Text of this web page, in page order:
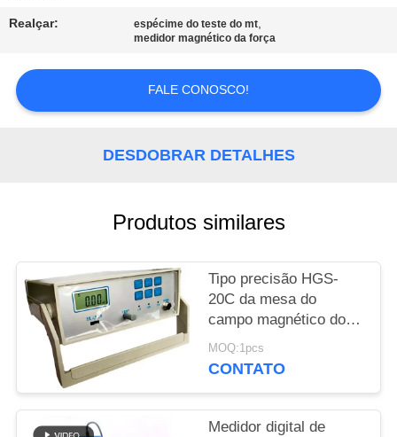
PEÇA
CITAÇÕES
PRIVACY
POLICY
Realçar: espécime do teste do mt,
medidor magnético da força
FALE CONOSCO!
DESDOBRAR DETALHES
Produtos similares
Tipo precisão HGS-
20C da mesa do
campo magnético do
medidor da C.A.
Milligauss da C.C. da
MOQ:1pcs
CONTATO
Medidor digital de